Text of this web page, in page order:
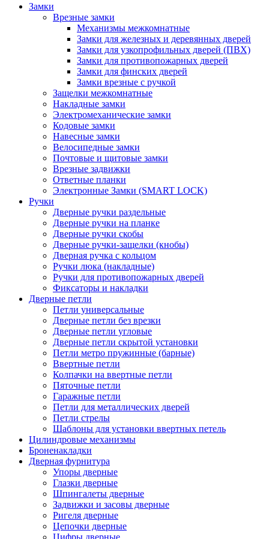
Замки
Врезные замки
Механизмы межкомнатные
Замки для железных и деревянных дверей
Замки для узкопрофильных дверей (ПВХ)
Замки для противопожарных дверей
Замки для финских дверей
Замки врезные с ручкой
Защелки межкомнатные
Накладные замки
Электромеханические замки
Кодовые замки
Навесные замки
Велосипедные замки
Почтовые и щитовые замки
Врезные задвижки
Ответные планки
Электронные Замки (SMART LOCK)
Ручки
Дверные ручки раздельные
Дверные ручки на планке
Дверные ручки скобы
Дверные ручки-защелки (кнобы)
Дверная ручка с кольцом
Ручки люка (накладные)
Ручки для противопожарных дверей
Фиксаторы и накладки
Дверные петли
Петли универсальные
Дверные петли без врезки
Дверные петли угловые
Дверные петли скрытой установки
Петли метро пружинные (барные)
Ввертные петли
Колпачки на ввертные петли
Пяточные петли
Гаражные петли
Петли для металлических дверей
Петли стрелы
Шаблоны для установки ввертных петель
Цилиндровые механизмы
Броненакладки
Дверная фурнитура
Упоры дверные
Глазки дверные
Шпингалеты дверные
Задвижки и засовы дверные
Ригеля дверные
Цепочки дверные
Цифры дверные